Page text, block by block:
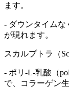
ます。
- ダウンタイムな
が現れます。
スカルプトラ（
- ポリ-L-乳酸（
で、コラーゲン